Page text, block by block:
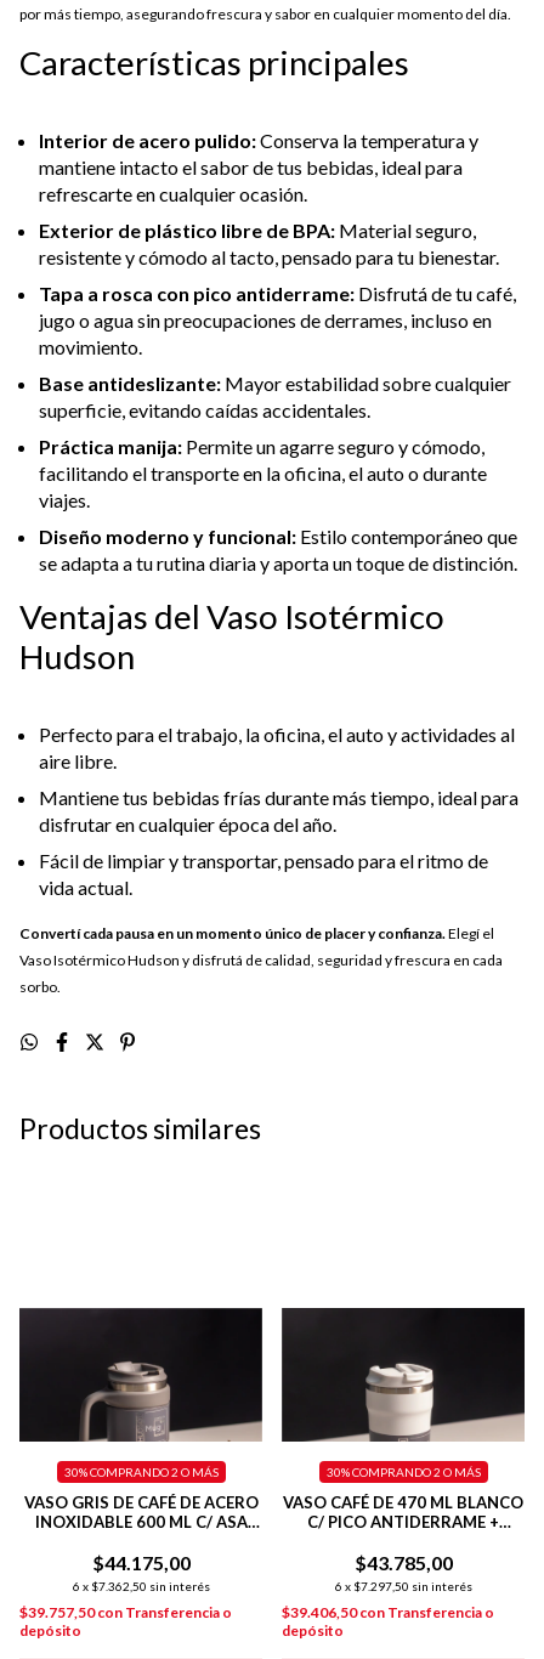
por más tiempo, asegurando frescura y sabor en cualquier momento del día.
Características principales
Interior de acero pulido:Conserva la temperatura y
mantiene intacto el sabor de tus bebidas, ideal para
refrescarte en cualquier ocasión.
Exterior de plástico libre de BPA: Material seguro,
resistente y cómodo al tacto, pensado para tu bienestar.
Tapa a rosca con pico antiderrame: Disfrutá de tu café,
jugo o agua sin preocupaciones de derrames, incluso en
movimiento.
Base antideslizante: Mayor estabilidad sobre cualquier
superficie, evitando caídas accidentales.
Práctica manija: Permite un agarre seguro y cómodo,
facilitando el transporte en la oficina, el auto o durante
viajes.
Diseño moderno y funcional: Estilo contemporáneo que
se adapta a tu rutina diaria y aporta un toque de distinción.
Ventajas del Vaso Isotérmico
Hudson
Perfecto para el trabajo, la oficina, el auto y actividades al
aire libre.
Mantiene tus bebidas frías durante más tiempo, ideal para
disfrutar en cualquier época del año.
Fácil de limpiar y transportar, pensado para el ritmo de
vida actual.
Convertí cada pausa en un momento único de placer y confianza. Elegí el
Vaso Isotérmico Hudson y disfrutá de calidad, seguridad y frescura en cada
sorbo.
Productos similares
VASO GRIS DE CAFÉ DE ACERO
INOXIDABLE 600 ML C/ ASA
$44.175,00
6 x $7.362,50 sin interés
30%COMPRANDO 2 O MÁS
$39.757,50con Transferencia o
depósito
VASO CAFÉ DE 470 ML BLANCO
C/ PICO ANTIDERRAME +
HERMÉTICA
$43.785,00
6 x $7.297,50 sin interés
30%COMPRANDO 2 O MÁS
$39.406,50con Transferencia o
depósito